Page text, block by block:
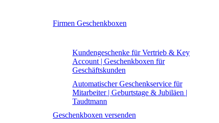
Firmen Geschenkboxen
Kundengeschenke für Vertrieb & Key
Account | Geschenkboxen für
Geschäftskunden
Automatischer Geschenkservice für
Mitarbeiter | Geburtstage & Jubiläen |
Taudtmann
Geschenkboxen versenden